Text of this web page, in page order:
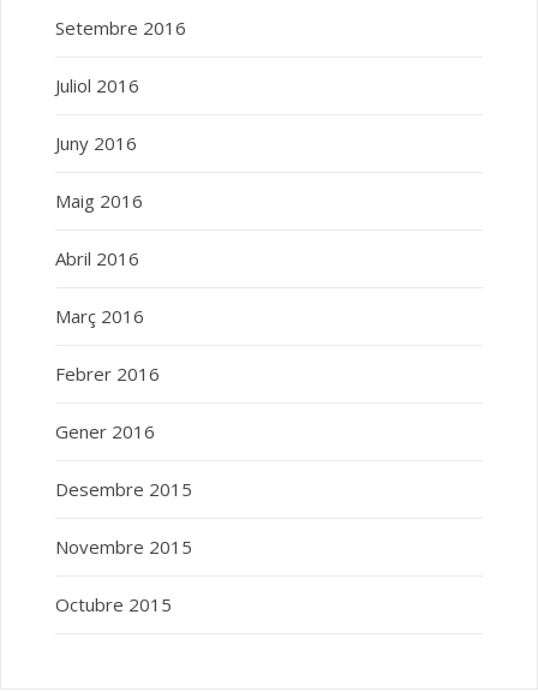
Setembre 2016
Juliol 2016
Juny 2016
Maig 2016
Abril 2016
Març 2016
Febrer 2016
Gener 2016
Desembre 2015
Novembre 2015
Octubre 2015